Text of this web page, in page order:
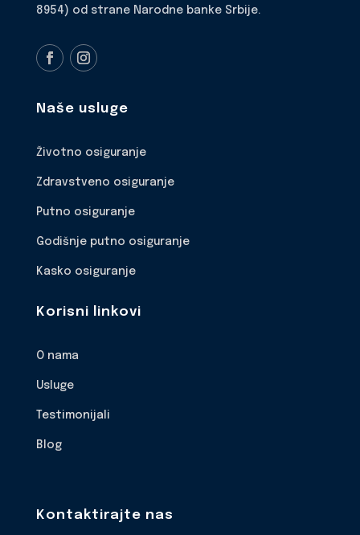
8954) od strane Narodne banke Srbije.
Naše usluge
Životno osiguranje
Zdravstveno osiguranje
Putno osiguranje
Godišnje putno osiguranje
Kasko osiguranje
Korisni linkovi
O nama
Usluge
Testimonijali
Blog
Kontaktirajte nas